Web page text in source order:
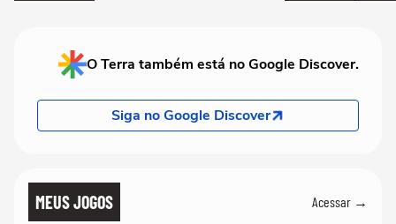
O Terra também está no Google Discover.
Siga no Google Discover
MEUS JOGOS Acessar →